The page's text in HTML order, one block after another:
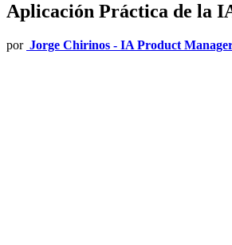
Aplicación Práctica de la
por Jorge Chirinos - IA Product